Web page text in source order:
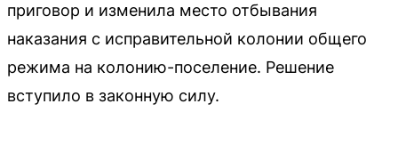
приговор и изменила место отбывания
наказания с исправительной колонии общего
режима на колонию-поселение. Решение
вступило в законную силу.